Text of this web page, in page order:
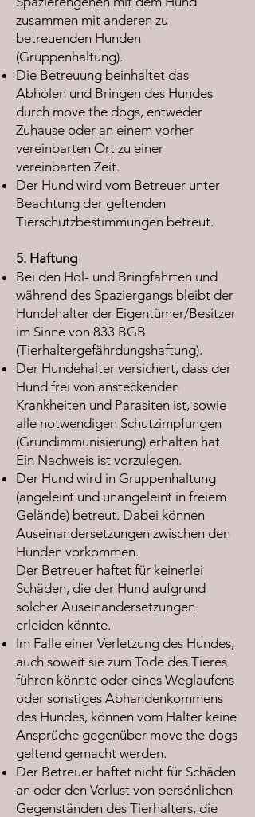
zusammen mit anderen zu
betreuenden Hunden
(Gruppenhaltung).
Die Betreuung beinhaltet das
Abholen und Bringen des Hundes
durch move the dogs, entweder
Zuhause oder an einem vorher
vereinbarten Ort zu einer
vereinbarten Zeit.
Der Hund wird vom Betreuer unter
Beachtung der geltenden
Tierschutzbestimmungen betreut.
5. Haftung
Bei den Hol- und Bringfahrten und
während des Spaziergangs bleibt der
Hundehalter der Eigentümer/Besitzer
im Sinne von 833 BGB
(Tierhaltergefährdungshaftung).
Der Hundehalter versichert, dass der
Hund frei von ansteckenden
Krankheiten und Parasiten ist, sowie
alle notwendigen Schutzimpfungen
(Grundimmunisierung) erhalten hat.
Ein Nachweis ist vorzulegen.
Der Hund wird in Gruppenhaltung
(angeleint und unangeleint in freiem
Gelände) betreut. Dabei können
Auseinandersetzungen zwischen den
Hunden vorkommen.
Der Betreuer haftet für keinerlei
Schäden, die der Hund aufgrund
solcher Auseinandersetzungen
erleiden könnte.
Im Falle einer Verletzung des Hundes,
auch soweit sie zum Tode des Tieres
führen könnte oder eines Weglaufens
oder sonstiges Abhandenkommens
des Hundes, können vom Halter keine
Ansprüche gegenüber move the dogs
geltend gemacht werden.
Der Betreuer haftet nicht für Schäden
an oder den Verlust von persönlichen
Gegenständen des Tierhalters, die